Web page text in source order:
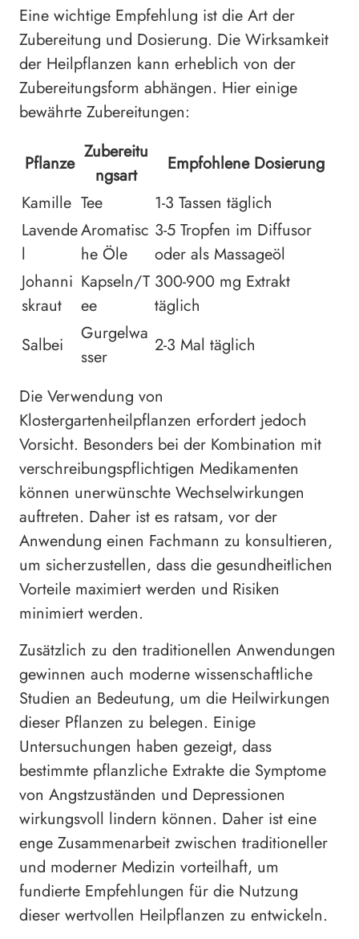
Eine wichtige Empfehlung ist die Art der
Zubereitung und Dosierung. Die Wirksamkeit
der Heilpflanzen kann erheblich von der
Zubereitungsform abhängen. Hier einige
bewährte Zubereitungen:
Pflanze
Zubereitu
ngsart
Empfohlene Dosierung
Kamille Tee
1-3 Tassen täglich
Lavende
l
Aromatisc
he Öle
3-5 Tropfen im Diffusor
oder als Massageöl
Johanni
skraut
Kapseln/T
ee
300-900 mg Extrakt
täglich
Salbei
Gurgelwa
sser
2-3 Mal täglich
Die Verwendung von
Klostergartenheilpflanzen erfordert jedoch
Vorsicht. Besonders bei der Kombination mit
verschreibungspflichtigen Medikamenten
können unerwünschte Wechselwirkungen
auftreten. Daher ist es ratsam, vor der
Anwendung einen Fachmann zu konsultieren,
um sicherzustellen, dass die gesundheitlichen
Vorteile maximiert werden und Risiken
minimiert werden.
Zusätzlich zu den traditionellen Anwendungen
gewinnen auch moderne wissenschaftliche
Studien an Bedeutung, um die Heilwirkungen
dieser Pflanzen zu belegen. Einige
Untersuchungen haben gezeigt, dass
bestimmte pflanzliche Extrakte die Symptome
von Angstzuständen und Depressionen
wirkungsvoll lindern können. Daher ist eine
enge Zusammenarbeit zwischen traditioneller
und moderner Medizin vorteilhaft, um
fundierte Empfehlungen für die Nutzung
dieser wertvollen Heilpflanzen zu entwickeln.